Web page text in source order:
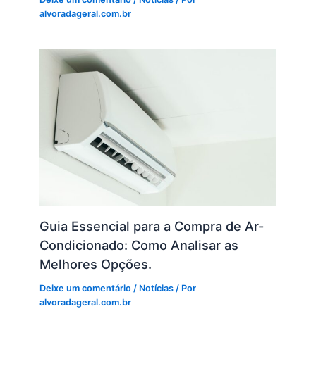
alvoradageral.com.br
Guia Essencial para a Compra de Ar-
Condicionado: Como Analisar as
Melhores Opções.
Deixe um comentário / Notícias / Por
alvoradageral.com.br